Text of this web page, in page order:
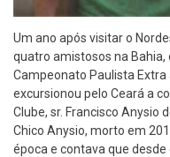
Um ano após visitar o
quatro amistosos na
Campeonato Paulista
excursionou pelo Ceará a
Clube, sr. Francisco Anysio
Chico Anysio, morto em
época e contava que